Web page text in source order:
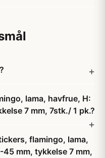
lama, havfrue, H:
7 mm, 7stk./ 1 pk.?
flamingo, lama,
mm, tykkelse 7 mm,